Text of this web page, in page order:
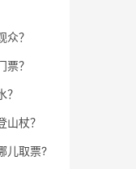
？
？
杖？
儿取票?